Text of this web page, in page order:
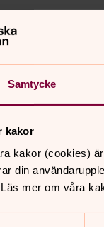
Samtycke
kakor
kakor (cookies)
din
mer om våra
sidans